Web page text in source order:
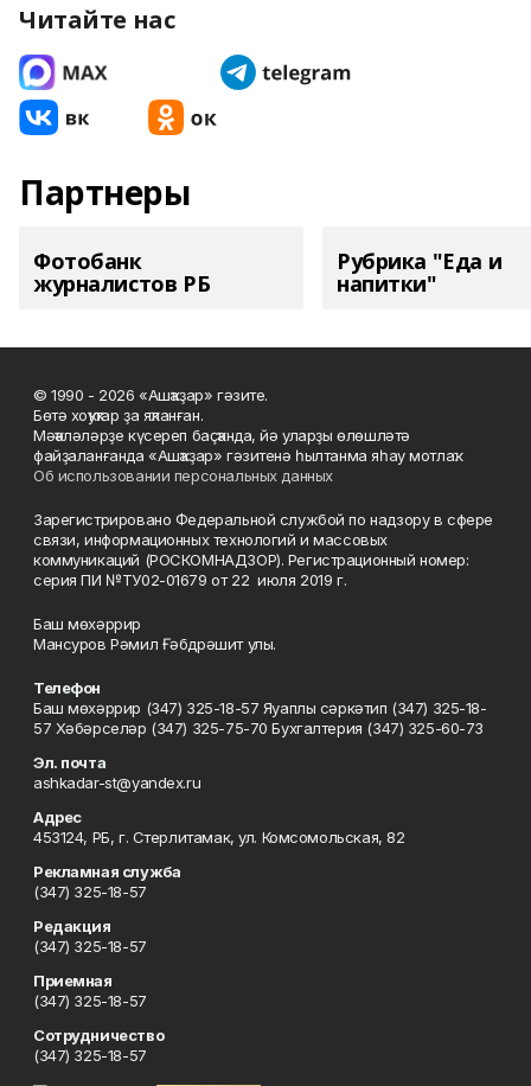
Читайте нас
Партнеры
Фотобанк
журналистов РБ
Рубрика "Еда и
напитки"
© 1990 - 2026 «Ашҡаҙар» гәзите.
Бөтә хоҡуҡтар ҙа яҡланған.
Мәҡәләләрҙе күсереп баҫҡанда, йә уларҙы өлөшләтә
файҙаланғанда «Ашҡаҙар» гәзитенә һылтанма яһау мотлаҡ.
Об использовании персональных данных
Зарегистрировано Федеральной службой по надзору в сфере
связи, информационных технологий и массовых
коммуникаций (РОСКОМНАДЗОР). Регистрационный номер:
серия ПИ №ТУ02-01679 от 22 июля 2019 г.
Баш мөхәррир
Мансуров Рәмил Ғәбдрәшит улы.
Телефон
Баш мөхәррир (347) 325-18-57 Яуаплы сәркәтип (347) 325-18-
57 Хәбәрселәр (347) 325-75-70 Бухгалтерия (347) 325-60-73
Эл. почта
ashkadar-st@yandex.ru
Адрес
453124, РБ, г. Стерлитамак, ул. Комсомольская, 82
Рекламная служба
(347) 325-18-57
Редакция
(347) 325-18-57
Приемная
(347) 325-18-57
Сотрудничество
(347) 325-18-57